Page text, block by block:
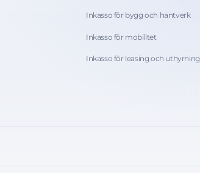
Inkasso för bygg och hantverk
Inkasso för mobilitet
Inkasso för leasing och uthyrning